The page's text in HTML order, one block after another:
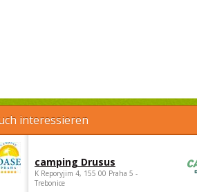
interessieren
camping Drusus
K Reporyjim 4, 155 00 Praha 5 -
Trebonice